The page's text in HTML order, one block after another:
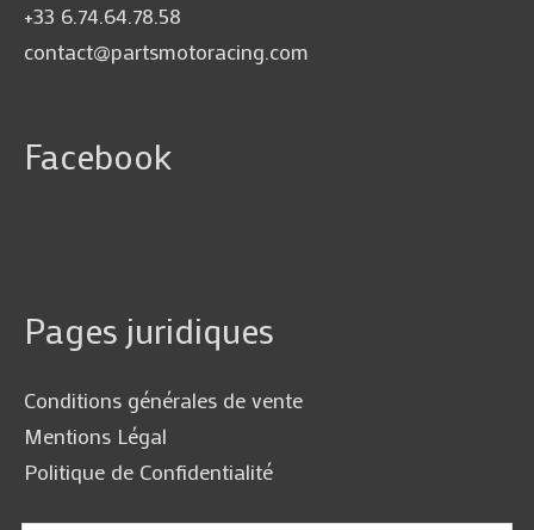
+33 6.74.64.78.58
contact@partsmotoracing.com
Facebook
Pages juridiques
Conditions générales de vente
Mentions Légal
Politique de Confidentialité